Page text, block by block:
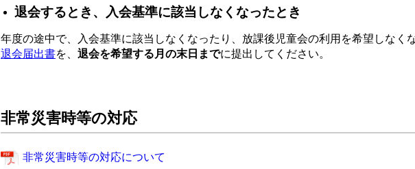
退会するとき、入会基準に該当しなくなったとき
年度の途中で、入会基準に該当しなくなったり、放課後児童会の利用を希望しなく
退会届出書を、 退会を希望する月の末日までに提出してください。
非常災害時等の対応
非常災害時等の対応について